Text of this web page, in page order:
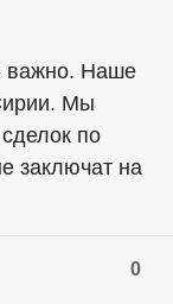
важно. Наше
Мы
по
заключат на
0